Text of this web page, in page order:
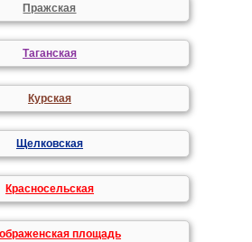
Пражская
Таганская
Курская
Щелковская
Красносельская
площадь